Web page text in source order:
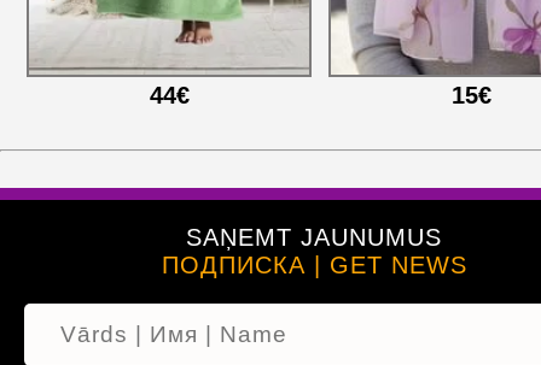
44€ 15€
SAŅEMT JAUNUMUS
ПОДПИСКА | GET NEWS